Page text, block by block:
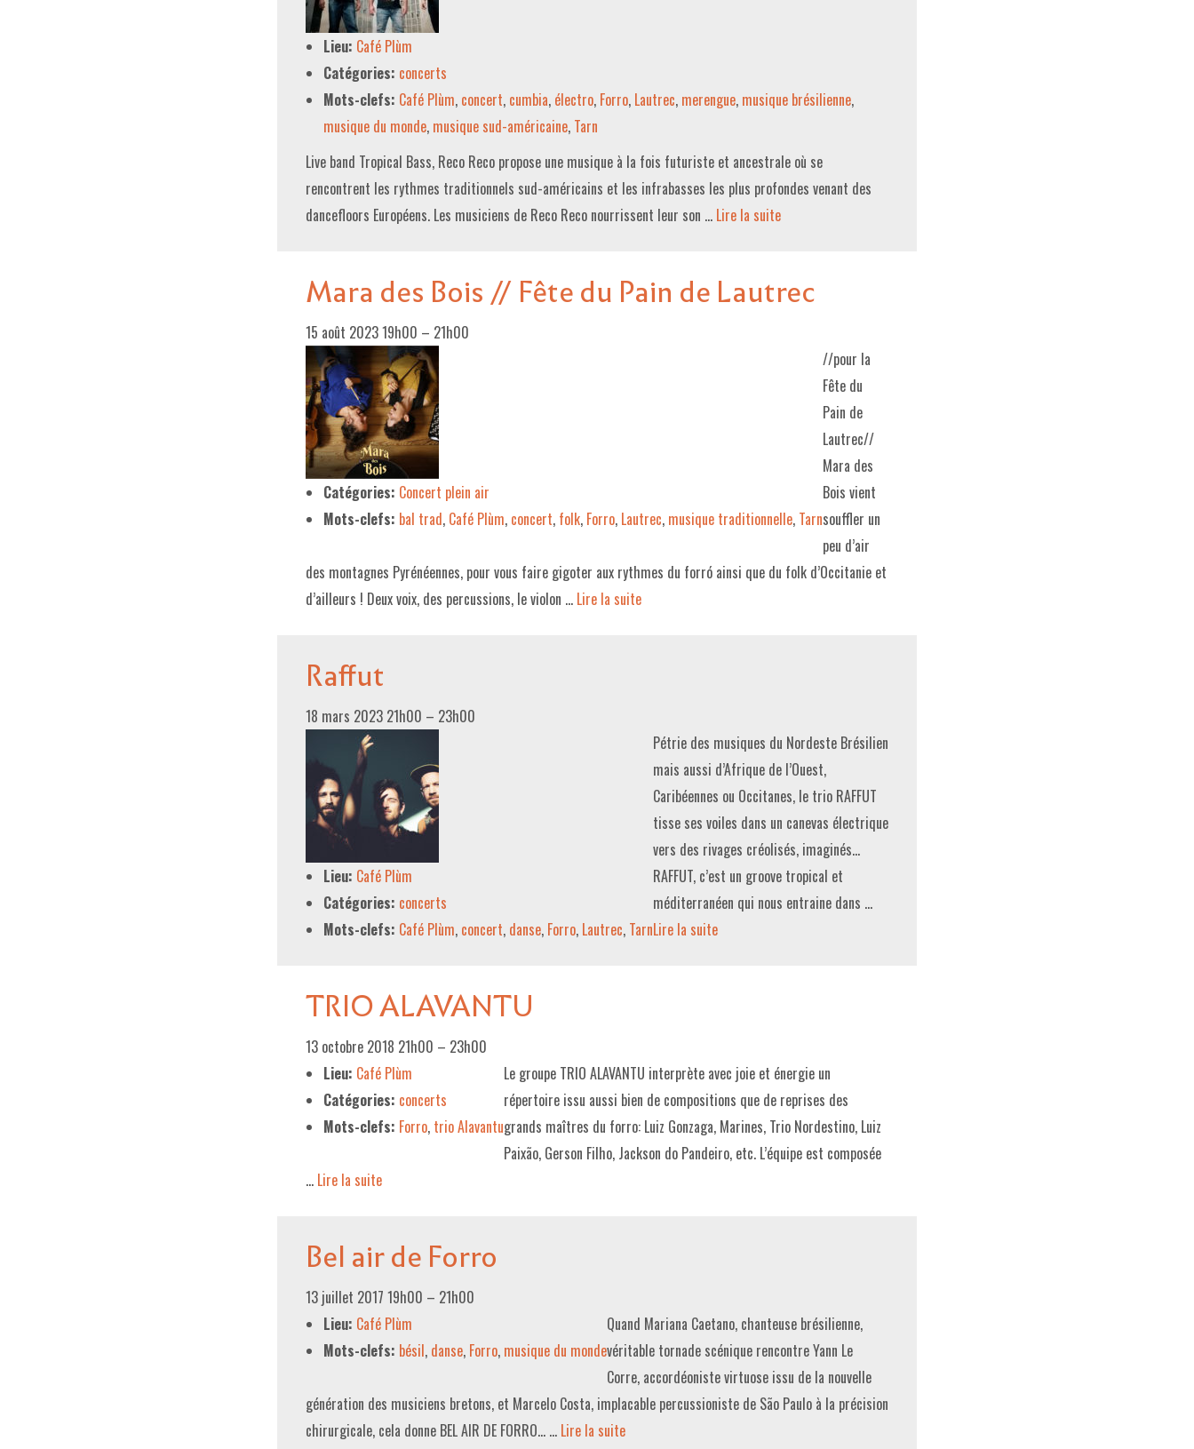
Lieu: Café Plùm
Catégories: concerts
Mots-clefs: Café Plùm, concert, cumbia, électro, Forro, Lautrec, merengue, musique brésilienne,
musique du monde, musique sud-américaine, Tarn
Live band Tropical Bass, Reco Reco propose une musique à la fois futuriste et ancestrale où se
rencontrent les rythmes traditionnels sud-américains et les infrabasses les plus profondes venant des
dancefloors Européens. Les musiciens de Reco Reco nourrissent leur son … Lire la suite­­
Mara des Bois // Fête du Pain de Lautrec
15 août 2023 19h00 – 21h00
Catégories: Concert plein air
Mots-clefs: bal trad, Café Plùm, concert, folk, Forro, Lautrec, musique traditionnelle, Tarn
//pour la
Fête du
Pain de
Lautrec//
Mara des
Bois vient
souffler un
peu d’air
des montagnes Pyrénéennes, pour vous faire gigoter aux rythmes du forró ainsi que du folk d’Occitanie et
d’ailleurs ! Deux voix, des percussions, le violon … Lire la suite­­
Raffut
18 mars 2023 21h00 – 23h00
Lieu: Café Plùm
Catégories: concerts
Mots-clefs: Café Plùm, concert, danse, Forro, Lautrec, Tarn
Pétrie des musiques du Nordeste Brésilien
mais aussi d’Afrique de l’Ouest,
Caribéennes ou Occitanes, le trio RAFFUT
tisse ses voiles dans un canevas électrique
vers des rivages créolisés, imaginés…
RAFFUT, c’est un groove tropical et
méditerranéen qui nous entraine dans …
Lire la suite­­
TRIO ALAVANTU
13 octobre 2018 21h00 – 23h00
Lieu: Café Plùm
Catégories: concerts
Mots-clefs: Forro, trio Alavantu
Le groupe TRIO ALAVANTU interprète avec joie et énergie un
répertoire issu aussi bien de compositions que de reprises des
grands maîtres du forro: Luiz Gonzaga, Marines, Trio Nordestino, Luiz
Paixão, Gerson Filho, Jackson do Pandeiro, etc. L’équipe est composée
… Lire la suite­­
Bel air de Forro
13 juillet 2017 19h00 – 21h00
Lieu: Café Plùm
Mots-clefs: bésil, danse, Forro, musique du monde
Quand Mariana Caetano, chanteuse brésilienne,
véritable tornade scénique rencontre Yann Le
Corre, accordéoniste virtuose issu de la nouvelle
génération des musiciens bretons, et Marcelo Costa, implacable percussioniste de São Paulo à la précision
chirurgicale, cela donne BEL AIR DE FORRO… … Lire la suite­­